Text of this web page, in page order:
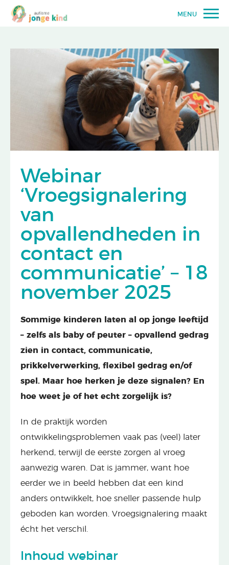
MENU
Webinar
‘Vroegsignalering
van
opvallendheden in
contact en
communicatie’ – 18
november 2025
Sommige kinderen laten al op jonge leeftijd
– zelfs als baby of peuter – opvallend gedrag
zien in contact, communicatie,
prikkelverwerking, flexibel gedrag en/of
spel. Maar hoe herken je deze signalen? En
hoe weet je of het echt zorgelijk is?
In de praktijk worden
ontwikkelingsproblemen vaak pas (veel) later
herkend, terwijl de eerste zorgen al vroeg
aanwezig waren. Dat is jammer, want hoe
eerder we in beeld hebben dat een kind
anders ontwikkelt, hoe sneller passende hulp
geboden kan worden. Vroegsignalering maakt
écht het verschil.
Inhoud webinar